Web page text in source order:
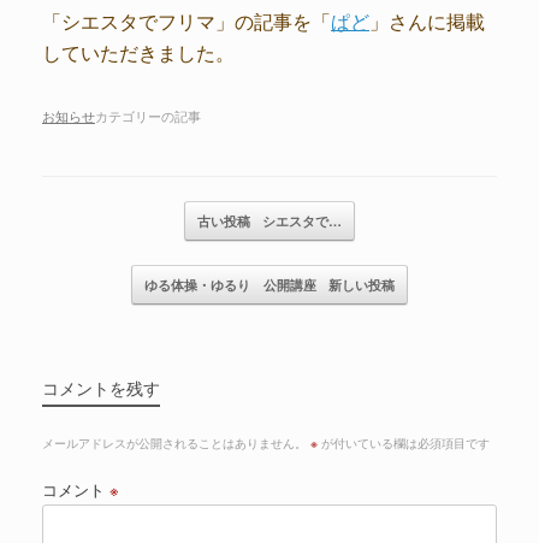
「シエスタでフリマ」の記事を「ぱど 」さんに掲載
していただきました。
お知らせカテゴリーの記事
記事のナビゲーション古い投稿 シエスタで…
ゆる体操・ゆるり 公開講座 新しい投稿
コメントを残す
メールアドレスが公開されることはありません。 ※ が付いている欄は必須項目です
コメント ※